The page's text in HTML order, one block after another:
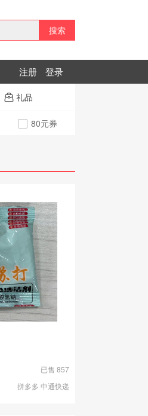
搜索
注册 登录
 礼品
80元券
已售 857
拼多多 中通快递